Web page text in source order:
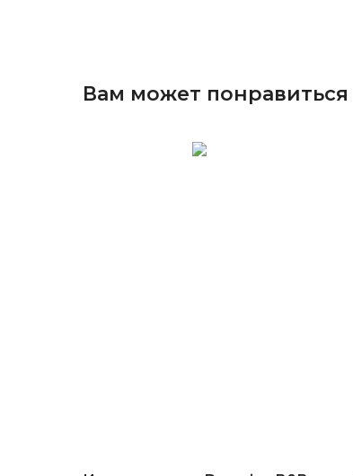
Вам может понравиться